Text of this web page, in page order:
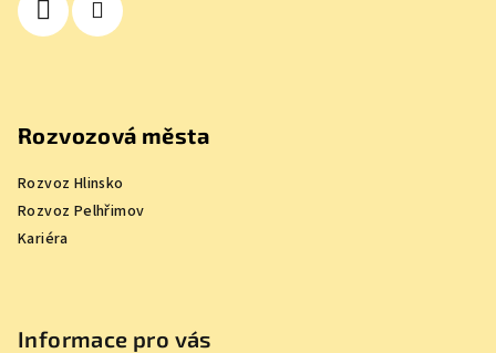
Rozvozová města
Rozvoz Hlinsko
Rozvoz Pelhřimov
Kariéra
Informace pro vás